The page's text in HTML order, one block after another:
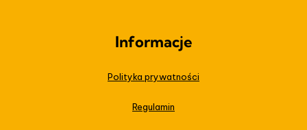
Informacje
Polityka prywatności
Regulamin